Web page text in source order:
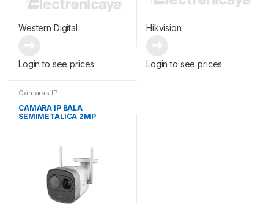
Western Digital
Login to see prices
Hikvision
Login to see prices
Cámaras IP
CAMARA IP BALA
SEMIMETALICA 2MP